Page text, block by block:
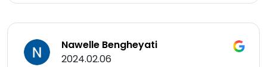
Nawelle Bengheyati
2024.02.06